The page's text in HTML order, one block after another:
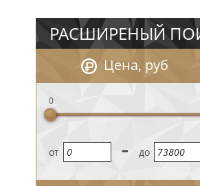
РАСШИРЕНЫЙ
Цена, руб
0
oт - до